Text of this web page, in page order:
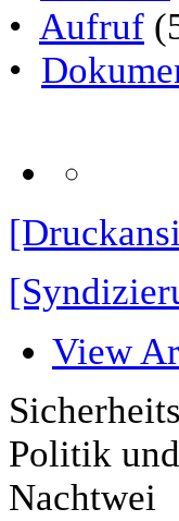
• Aufruf
•
View
Politik
Nachtwei